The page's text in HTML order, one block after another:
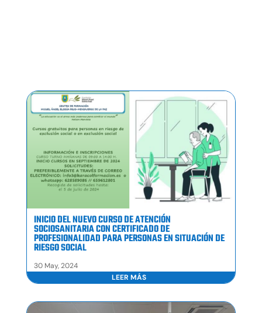
INICIO DEL NUEVO CURSO DE ATENCIÓN
SOCIOSANITARIA CON CERTIFICADO DE
PROFESIONALIDAD PARA PERSONAS EN SITUACIÓN DE
RIESGO SOCIAL
30 May, 2024
LEER MÁS